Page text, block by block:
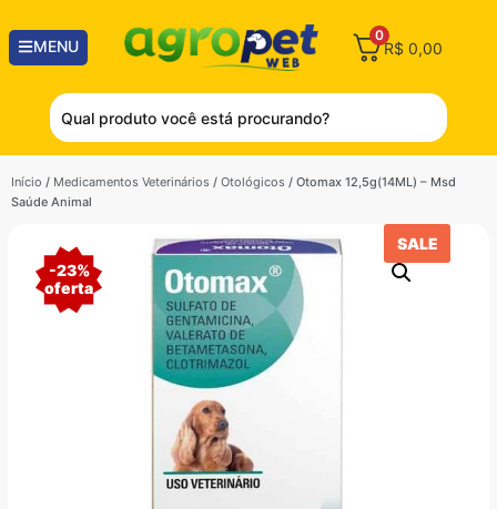
MENU
0
R$ 0,00
Início / Medicamentos Veterinários / Otológicos / Otomax 12,5g(14ML) – Msd
Saúde Animal
-23%
oferta
SALE